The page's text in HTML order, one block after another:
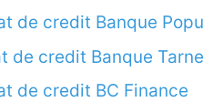
de credit Banque
de credit Banque
de credit BC Finance